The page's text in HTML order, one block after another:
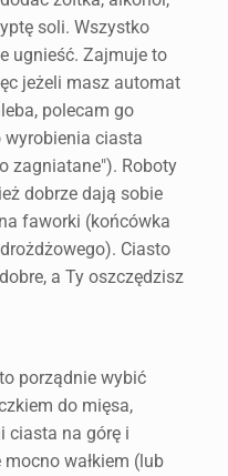
soli. Wszystko
ugnieść. Zajmuje to
jeżeli masz automat
polecam go
ciasta
zagniatane"). Roboty
dobrze dają sobie
faworki (końcówka
Ciasto
a Ty oszczędzisz
porządnie wybić
do mięsa,
ciasta na górę i
wałkiem (lub